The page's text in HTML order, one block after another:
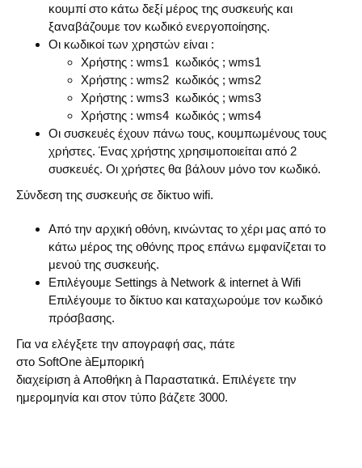
κουμπί στο κάτω δεξί μέρος της συσκευής και
ξαναβάζουμε τον κωδικό ενεργοποίησης.
Οι κωδικοί των χρηστών είναι :
Χρήστης : wms1 κωδικός ; wms1
Χρήστης : wms2 κωδικός ; wms2
Χρήστης : wms3 κωδικός ; wms3
Χρήστης : wms4 κωδικός ; wms4
Οι συσκευές έχουν πάνω τους, κουμπωμένους τους
χρήστες. Ένας χρήστης χρησιμοποιείται από 2
συσκευές. Οι χρήστες θα βάλουν μόνο τον κωδικό.
Σύνδεση της συσκευής σε δίκτυο wifi.
Από την αρχική οθόνη, κινώντας το χέρι μας από το
κάτω μέρος της οθόνης προς επάνω εμφανίζεται το
μενού της συσκευής.
Επιλέγουμε Settings à Network & internet à Wifi
Επιλέγουμε το δίκτυο και καταχωρούμε τον κωδικό
πρόσβασης.
Για να ελέγξετε την απογραφή σας, πάτε
στο SoftOne àΕμπορική
διαχείριση à Αποθήκη à Παραστατικά. Επιλέγετε την
ημερομηνία και στον τύπο βάζετε 3000.